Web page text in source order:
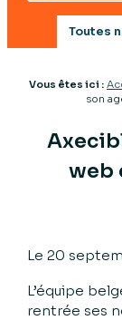
Toutes
Vous êtes ici :
son
web
Le 20
L’équipe
rentrée ses